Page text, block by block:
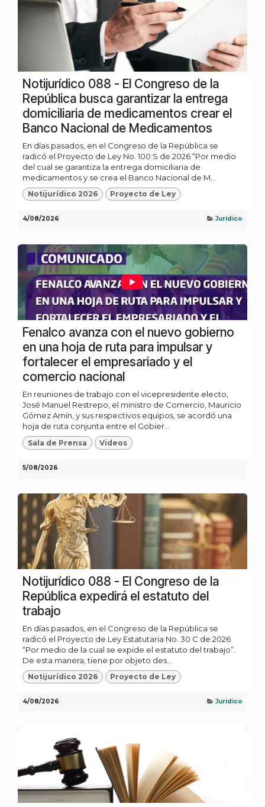
Notijurídico 088 - El Congreso de la
República busca garantizar la entrega
domiciliaria de medicamentos crear el
Banco Nacional de Medicamentos
En días pasados, en el Congreso de la República se
radicó el Proyecto de Ley No. 100 S de 2026 “Por medio
del cual se garantiza la entrega domiciliaria de
medicamentos y se crea el Banco Nacional de M...
Notijurídico 2026 Proyecto de Ley
4/08/2026 Jurídico
Fenalco avanza con el nuevo gobierno
en una hoja de ruta para impulsar y
fortalecer el empresariado y el
comercio nacional
En reuniones de trabajo con el vicepresidente electo,
José Manuel Restrepo, el ministro de Comercio, Mauricio
Gómez Amín, y sus respectivos equipos, se acordó una
hoja de ruta conjunta entre el Gobier...
Sala de Prensa Videos
5/08/2026
Notijurídico 088 - El Congreso de la
República expedirá el estatuto del
trabajo
En días pasados, en el Congreso de la República se
radicó el Proyecto de Ley Estatutaria No. 30 C de 2026
“Por medio de la cual se expide el estatuto del trabajo”.
De esta manera, tiene por objeto des...
Notijurídico 2026 Proyecto de Ley
4/08/2026 Jurídico